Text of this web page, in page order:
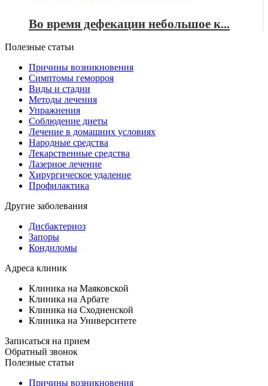
Во время дефекации небольшое к...
Полезные статьи
Причины возникновения
Симптомы геморроя
Виды и стадии
Методы лечения
Упражнения
Соблюдение диеты
Лечение в домашних условиях
Народные средства
Лекарственные средства
Лазерное лечение
Хирургическое удаление
Профилактика
Другие заболевания
Дисбактериоз
Запоры
Кондиломы
Адреса клиник
Клиника на Маяковской
Клиника на Арбате
Клиника на Сходненской
Клиника на Университете
Записаться на прием
Обратный звонок
Полезные статьи
Причины возникновения